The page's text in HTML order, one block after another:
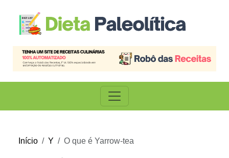
Início Y O que é Yarrow-tea